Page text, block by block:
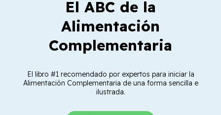
El ABC de la
Alimentación
Complementaria
El libro #1 recomendado por expertos para iniciar la
Alimentación Complementaria de una forma sencilla e
ilustrada.